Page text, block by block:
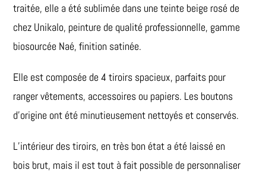
traitée, elle a été sublimée dans une teinte beige rosé de
chez Unikalo, peinture de qualité professionnelle, gamme
biosourcée Naé, finition satinée.
Elle est composée de 4 tiroirs spacieux, parfaits pour
ranger vêtements, accessoires ou papiers. Les boutons
d’origine ont été minutieusement nettoyés et conservés.
L’intérieur des tiroirs, en très bon état a été laissé en
bois brut, mais il est tout à fait possible de personnaliser